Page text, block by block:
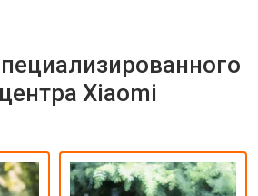
Xiaomi